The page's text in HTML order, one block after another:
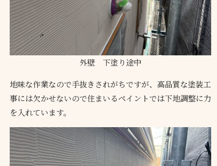
外壁 下塗り途中
地味な作業なので手抜きされがちですが、高品質な塗装工
事には欠かせないので住まいるペイントでは下地調整に力
を入れています。